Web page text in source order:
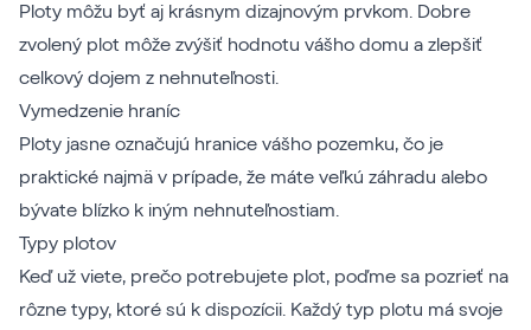
Ploty môžu byť aj krásnym dizajnovým prvkom. Dobre
zvolený plot môže zvýšiť hodnotu vášho domu a zlepšiť
celkový dojem z nehnuteľnosti.
Vymedzenie hraníc
Ploty jasne označujú hranice vášho pozemku, čo je
praktické najmä v prípade, že máte veľkú záhradu alebo
bývate blízko k iným nehnuteľnostiam.
Typy plotov
Keď už viete, prečo potrebujete plot, poďme sa pozrieť na
rôzne typy, ktoré sú k dispozícii. Každý typ plotu má svoje